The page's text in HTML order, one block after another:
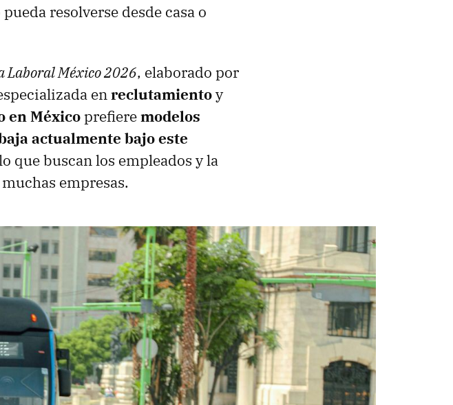
resolverse desde casa o
Laboral México 2026, elaborado por
enreclutamientoy
en Méxicoprefieremodelos
actualmente bajo este
que buscan los empleados y la
empresas.